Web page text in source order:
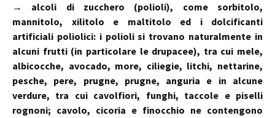
→ alcoli di zucchero (polioli), come sorbitolo,
mannitolo, xilitolo e maltitolo ed i dolcificanti
artificiali poliolici: i polioli si trovano naturalmente in
alcuni frutti (in particolare le drupacee), tra cui mele,
albicocche, avocado, more, ciliegie, litchi, nettarine,
pesche, pere, prugne, prugne, anguria e in alcune
verdure, tra cui cavolfiori, funghi, taccole e piselli
rognoni; cavolo, cicoria e finocchio ne contengono